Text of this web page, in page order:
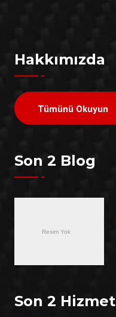
Hakkımızda
Tümünü Okuyun
Son 2 Blog
Son 2 Hizmet